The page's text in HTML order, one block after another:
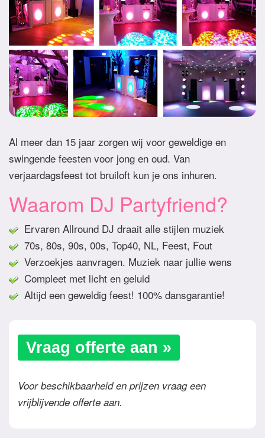
Al meer dan 15 jaar zorgen wij voor geweldige en
swingende feesten voor jong en oud. Van
verjaardagsfeest tot bruiloft kun je ons inhuren.
Waarom DJ Partyfriend?
Ervaren Allround DJ draait alle stijlen muziek
70s, 80s, 90s, 00s, Top40, NL, Feest, Fout
Verzoekjes aanvragen. Muziek naar jullie wens
Compleet met licht en geluid
Altijd een geweldig feest! 100% dansgarantie!
Vraag offerte aan »
Voor beschikbaarheid en prijzen vraag een
vrijblijvende offerte aan.